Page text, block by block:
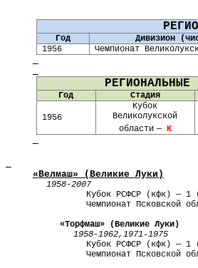
Год Дивизион
1956
Чемпионат
РЕГИОНАЛЬНЫЕ
Год Стадия
1956
Кубок
Великолукской
области — К
«Велмаш» (Великие Луки)
1958-2007
Кубок РСФСР ( кфк) — 1
Чемпионат Псковской
«Торфмаш» (Великие Луки)
1958-1962,1971-1975
Кубок РСФСР ( кфк) — 1
Чемпионат Псковской